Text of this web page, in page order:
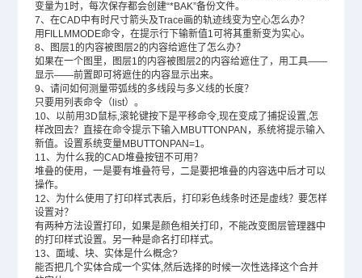
变量为1时，每次保存都会创建“*BAK”备份文件。
7、在CAD中有时尺寸箭头及Trace画的轨迹线变为空心怎么办？
用FILLMMODE命令，在提示行下输新值1可将其重新变为实心。
8、图层1的内容被图层2的内容给遮住了怎么办？
如果在一个图里，图层1的内容被图层2的内容给遮住了，用工具——
显示——前置即可将遮住的内容显示出来。
9、请问如何测量带弧线的多线段与多义线的长度？
只要用列表命令（list）。
10、以前用3D鼠标,滚轮键按下是平移命令,现在变成了捕捉设置,怎
样改回去？直接在命令提示下输入MBUTTONPAN，系统将提示输入
新值。设置系统变量MBUTTONPAN=1。
11、为什么我的CAD堆叠按钮不可用？
堆叠的使用，一是要有堆叠符号，二是要把堆叠的内容选中后才可以
操作。
12、为什么使用了打印样式表后，打印彩色线条时还是虚线？要怎样
设置对？
有两种方法设置打印，如果是颜色相关打印，不能改变图层管理器中
的打印样式设置。另一种是命名打印样式。
13、面域、块、实体是什么概念?
能否把几个实体合成一个实体,然后选择的时候一次性选择这个合并